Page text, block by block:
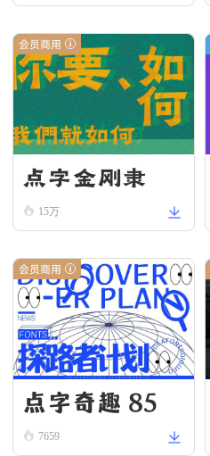
会员商用
点字金刚隶
15万
会员商用
点字奇趣 85
7659